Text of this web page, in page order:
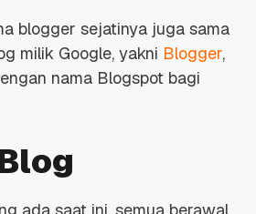
blogger sejatinya juga sama
milik Google, yakni Blogger,
nama Blogspot bagi